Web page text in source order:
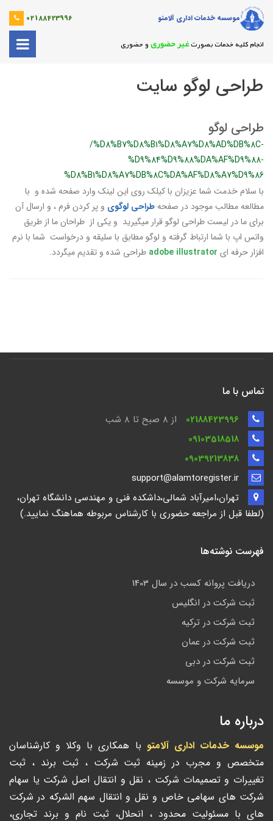
موسسه خدمات اداری آلامتو 02188423996
انجام کلیه خدمات بصورتغیر حضوری و حضوری
طراحی لوگو سایت
طراحی لوگو
/%D8%B7%D8%B1%D8%A7%D8%AD%DB%8C-
%D9%84%D9%88%DA%AF%D9%88-
%D8%B1%D8%A7%DB%8C%DA%AF%D8%A7%D9%86
با سلام خدمت شما عزیزان با کیلک روی این لینک وارد صفحه شده و با
مطالعه مطالب موجود در صفحهطراحی لوگوی و پر کردن فرم ، و ارسال آن
برای ما در لیست طراحی لوگو قرار میگیرید و یکی از طراحان ما از طریق
واتس اپ با شما ارتباط گرفته و لوگو مطابق با سلیقه و درخواست شما با نرم
افزار حرفه ای adobe illustrator طراحی شده و تقدیم میگردد.
تماس با ما
02188423996
از 8 صبح تا ۸ شب
09103518518
09039213838
support@alamtoregister.ir
تهران،امیرآباد شمالی،داشکده فنی و مهندسی دانشگاه تهران،
(لطفا قبل از مراجعه حضوری با کارشناس مربوطه هماهنگ نمایید.)
فهرست نوشته‌ها
دریافت پروانه کسب در سال 1403
ثبت شرکت در انگلیس
ثبت شرکت در ترکیه
ثبت شرکت در عمان
ثبت شرکت در دبی
سرمایه شرکت و موسسه
درباره ما
موسسه خدمات اداری آلامتو با همکاری با وکلا و کارشناسان
متخصص و مجرب در زمینه ثبت شرکت ، ثبت برند ، ثبت
تغییرات و تصمیمات شرکت ، نقل و انتقال اصل شرکت یا سهام
شرکت های سهامی خاص و نقل و انتقال سهم الشرکه در شرکت
های با مسئولیت محدود ، انحلال، ثبت نام و برند تجاری،